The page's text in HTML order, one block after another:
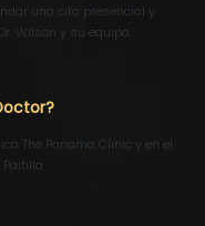
una cita presencial y
Wilson y su equipo.
The Panama Clinic y en el